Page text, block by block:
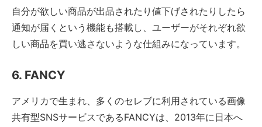
自分が欲しい商品が出品されたり値下げされたりしたら
通知が届くという機能も搭載し、ユーザーがそれぞれ欲
しい商品を買い逃さないような仕組みになっています。
6. FANCY
アメリカで生まれ、多くのセレブに利用されている画像
共有型SNSサービスであるFANCYは、2013年に日本へ